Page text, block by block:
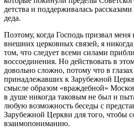
детства и поддерживалась
деда.
Поэтому, когда Господь призвал
внешних церковных связей, я
том, что следует всеми силами
воссоединения. Но действовать в
довольно сложно, потому что в глазах
принадлежавших к Зарубежной
смысле образом «враждебной»
в душе никогда таковым не был и
любую возможность беседы с
Зарубежной Церкви для того, чтобы
взаимопониманию.